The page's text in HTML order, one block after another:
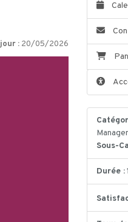
: 20/05/2026
Sous-
Durée :